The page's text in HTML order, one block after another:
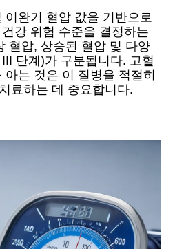
이완기 혈압 값을 기반으로
강 위험 수준을 결정하는
혈압, 상승된 혈압 및 다양
단계)가 구분됩니다. 고혈
는 것은 이 질병을 적절히
료하는 데 중요합니다.